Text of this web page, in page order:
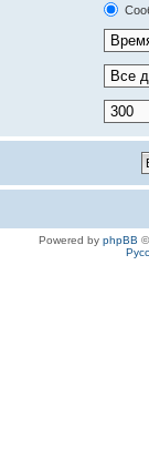
Powered by phpBB